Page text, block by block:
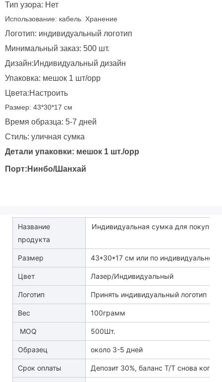
Тип узора: Нет
Использование: кабель Хранение
Логотип: индивидуальный логотип
Минимальный заказ: 500 шт.
Дизайн:Индивидуальный дизайн
Упаковка: мешок 1 шт/opp
Цвета:Настроить
Размер: 43*30*17 см
Время образца: 5-7 дней
Стиль: уличная сумка
Детали упаковки: мешок 1 шт./opp
Порт:Нинбо/Шанхай
Название
продукта
Индивидуальная сумка для покупок
Размер 43*30*17 см или по индивидуальному
Цвет Лазер/Индивидуальный
Логотип Принять индивидуальный логотип
Вес 100грамм
MOQ 500Шт.
Образец около 3-5 дней
Срок оплаты Депозит 30%, баланс T/T снова копия